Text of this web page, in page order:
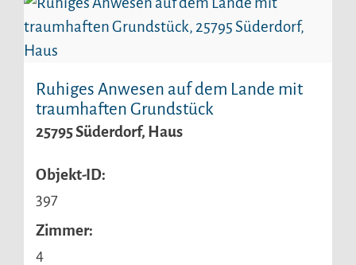
Ruhiges Anwesen auf dem Lande mit
traumhaften Grundstück
25795 Süderdorf, Haus
Objekt-ID:
397
Zimmer:
4